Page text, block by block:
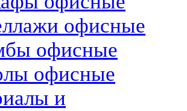
офисные
офисные
офисные
и